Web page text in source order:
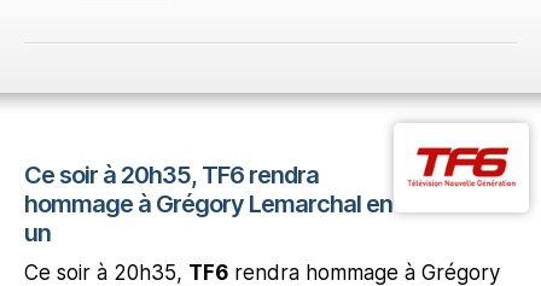
Ce soir à 20h35, TF6 rendra
hommage à Grégory Lemarchal en diffusant
un
Ce soir à 20h35, TF6 rendra hommage à Grégory